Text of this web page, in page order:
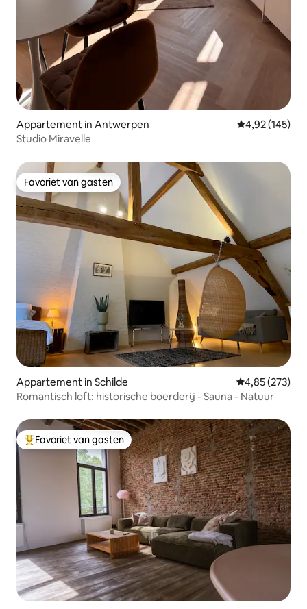
Appartement in Antwerpen Gemiddelde
4,92 (145)
Studio Miravelle
Favoriet van gasten
Favoriet van gasten
Appartement in Schilde Gemiddelde
4,85 (273)
Romantisch loft: historische boerderij - Sauna - Natuur
Topfavoriet van gasten
Favoriet van gasten